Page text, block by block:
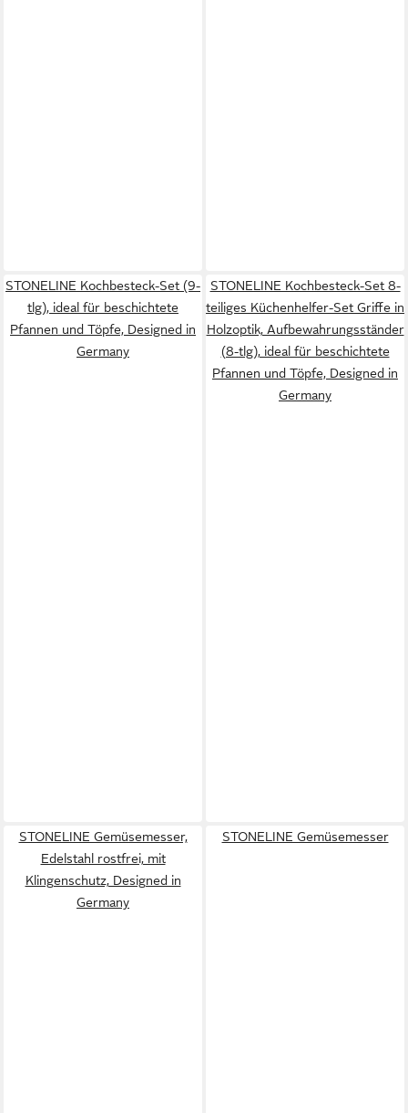
STONELINE Kochbesteck-Set (9-
tlg), ideal für beschichtete
Pfannen und Töpfe, Designed in
Germany
STONELINE Kochbesteck-Set 8-
teiliges Küchenhelfer-Set Griffe in
Holzoptik, Aufbewahrungsständer
(8-tlg), ideal für beschichtete
Pfannen und Töpfe, Designed in
Germany
STONELINE Gemüsemesser,
Edelstahl rostfrei, mit
Klingenschutz, Designed in
Germany
STONELINE Gemüsemesser